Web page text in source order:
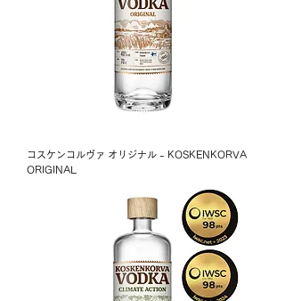
コスケンコルヴァ オリジナル - KOSKENKORVA
ORIGINAL